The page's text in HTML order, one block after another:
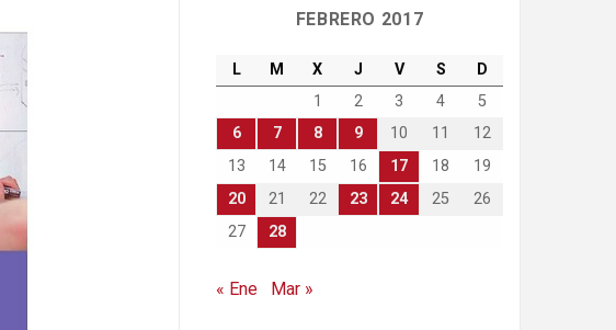
FEBRERO 2017
L M X J V S
D
1
2 3 4
5
6
7 8 9 10 11
12
13
14 15 16 17 18
19
20
21 22 23 24 25
26
27
28
« Ene Mar »